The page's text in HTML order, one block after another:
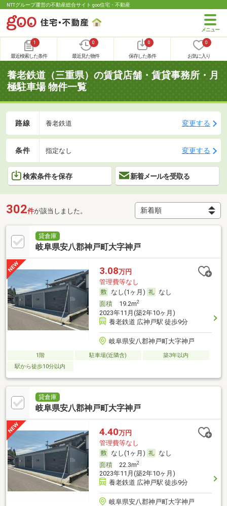
NTTグループ運営の不動産総合サイト goo住宅・不動産
1
最近検索した条件
0
最近見た物件
0
保存した条件
0
お気に入り
養老鉄道（三重県）の賃貸店舗・賃貸事務所・月
極駐車場 物件一覧
路線 養老鉄道 変更する
条件 指定なし 変更する
検索条件を保存 新着メールを受取る
302件が該当しました。
貸倉庫
岐阜県安八郡神戸町大字神戸
3.08万円
管理費等なし
なし(1ヶ月)
なし
面積19.2m2
2023年11月(築2年10ヶ月)
養老鉄道 広神戸駅 徒歩9分
岐阜県安八郡神戸町大字神戸
1階 駐車場(近隣含)
築3年以内
駅から徒歩10分以内
貸倉庫
岐阜県安八郡神戸町大字神戸
4.40万円
管理費等なし
なし(1ヶ月)
なし
面積22.3m2
2023年11月(築2年10ヶ月)
養老鉄道 広神戸駅 徒歩9分
岐阜県安八郡神戸町大字神戸